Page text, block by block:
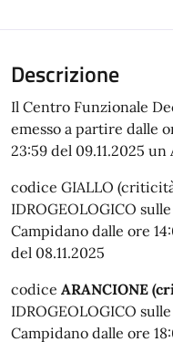
Descrizione
Il Centro Funzionale
emesso a partire dalle
23:59 del 09.11.2025
codice GIALLO
IDROGEOLOGICO
Campidano dalle ore
del 08.11.2025
codice ARANCIONE
IDROGEOLOGICO
Campidano dalle ore